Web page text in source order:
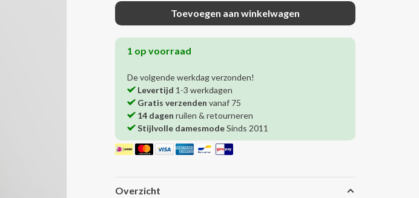
Toevoegen aan winkelwagen
1 op voorraad
De volgende werkdag verzonden!
Levertijd 1-3 werkdagen
Gratis verzenden vanaf 75
14 dagen ruilen & retourneren
Stijlvolle damesmodeSinds 2011
Overzicht